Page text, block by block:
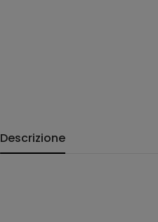
Descrizione